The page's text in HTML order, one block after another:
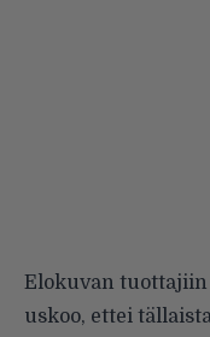
Elokuvan
uskoo, ettei